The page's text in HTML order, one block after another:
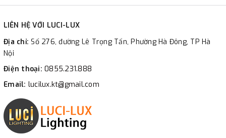
LIÊN HỆ VỚI LUCI-LUX
Địa chỉ:Số 276, đường Lê Trọng Tấn, Phường Hà Đông, TP Hà
Nội
Điện thoại: 0855.231.888
Email: lucilux.kt@gmail.com